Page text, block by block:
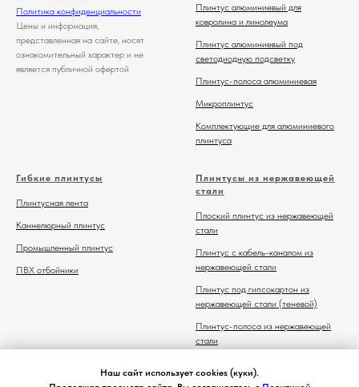
Наш сайт использует cookies (куки).
Политика конфиденциальности
Цены и информация,
представленная на сайте, носят
ознакомительный характер и не
является публичной офертой
Плинтус алюминиевый для
ковролина и линолеума
Плинтус алюминиевый под
светодиодную подсветку
Плинтус-полоса алюминиевая
Микроплинтус
Комплектующие для алюминиевого
плинтуса
Гибкие плинтусы
Плинтусная лента
Каннелюрный плинтус
Промышленный плинтус
ПВХ отбойники
Плинтусы из нержавеющей
стали
Плоский плинтус из нержавеющей
стали
Плинтус с кабель-каналом из
нержавеющей стали
Плинтус под гипсокартон из
нержавеющей стали (теневой)
Плинтус-полоса из нержавеющей
стали
нержавеющей стали